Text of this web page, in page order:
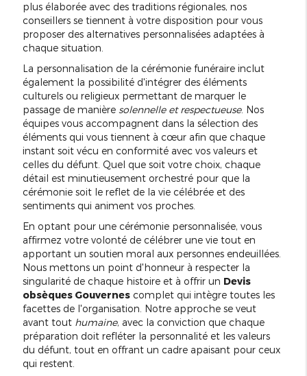
plus élaborée avec des traditions régionales, nos
conseillers se tiennent à votre disposition pour vous
proposer des alternatives personnalisées adaptées à
chaque situation.
La personnalisation de la cérémonie funéraire inclut
également la possibilité d'intégrer des éléments
culturels ou religieux permettant de marquer le
passage de manière solennelle et respectueuse. Nos
équipes vous accompagnent dans la sélection des
éléments qui vous tiennent à cœur afin que chaque
instant soit vécu en conformité avec vos valeurs et
celles du défunt. Quel que soit votre choix, chaque
détail est minutieusement orchestré pour que la
cérémonie soit le reflet de la vie célébrée et des
sentiments qui animent vos proches.
En optant pour une cérémonie personnalisée, vous
affirmez votre volonté de célébrer une vie tout en
apportant un soutien moral aux personnes endeuillées.
Nous mettons un point d'honneur à respecter la
singularité de chaque histoire et à offrir un Devis
obsèques Gouvernescomplet qui intègre toutes les
facettes de l'organisation. Notre approche se veut
avant tout humaine, avec la conviction que chaque
préparation doit refléter la personnalité et les valeurs
du défunt, tout en offrant un cadre apaisant pour ceux
qui restent.